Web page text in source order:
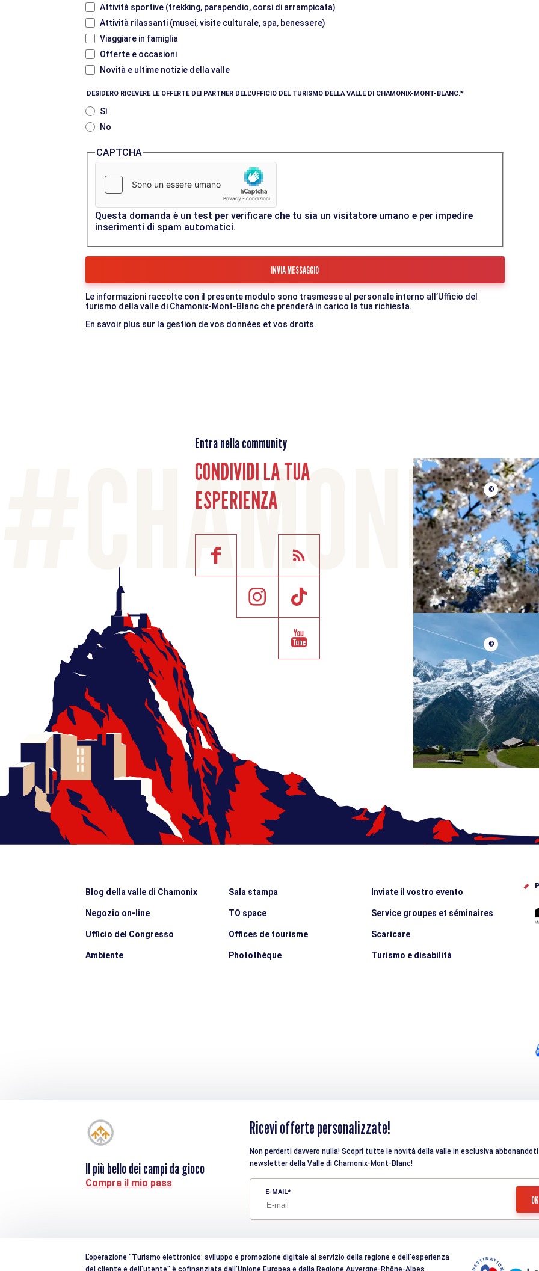
Attività sportive (trekking, parapendio, corsi di arrampicata)
Attività rilassanti (musei, visite culturale, spa, benessere)
Viaggiare in famiglia
Offerte e occasioni
Novità e ultime notizie della valle
DESIDERO RICEVERE LE OFFERTE DEI PARTNER DELL’UFFICIO DEL TURISMO DELLA VALLE DI CHAMONIX-MONT-BLANC.
Sì
No
CAPTCHA
Questa domanda è un test per verificare che tu sia un visitatore umano e per impedire
inserimenti di spam automatici.
Le informazioni raccolte con il presente modulo sono trasmesse al personale interno all’Ufficio del
turismo della valle di Chamonix-Mont-Blanc che prenderà in carico la tua richiesta.
En savoir plus sur la gestion de vos données et vos droits.
Entra nella community
CONDIVIDI LA TUA
ESPERIENZA
©
©
Blog della valle di Chamonix
Negozio on-line
Ufficio del Congresso
Ambiente
Sala stampa
TO space
Offices de tourisme
Photothèque
Inviate il vostro evento
Service groupes et séminaires
Scaricare
Turismo e disabilità
Il più bello dei campi da gioco
Compra il mio pass
Ricevi offerte personalizzate!
Non perderti davvero nulla! Scopri tutte le novità della valle in esclusiva
newsletter della Valle di Chamonix-Mont-Blanc!
E-MAIL
L'operazione "Turismo elettronico: sviluppo e promozione digitale al servizio della regione e dell'esperienza